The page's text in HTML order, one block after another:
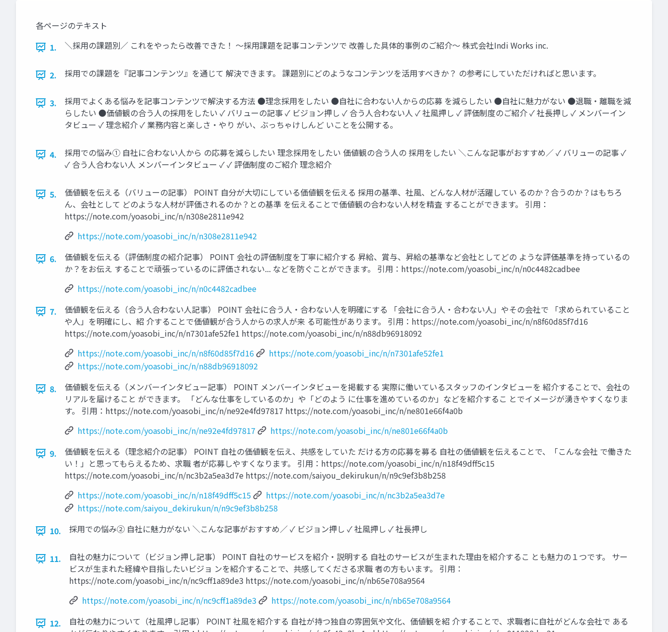
各ページのテキスト
1.
＼採⽤の課題別∕ これをやったら改善できた！ 〜採⽤課題を記事コンテンツで 改善した具体的事例のご紹介〜 株式会社Indi Works inc.
2. 採⽤での課題を『記事コンテンツ』を通じて 解決できます。 課題別にどのようなコンテンツを活⽤すべきか？ の参考にしていただければと思います。
3.
採⽤でよくある悩みを記事コンテンツで解決する⽅法 ●理念採⽤をしたい ●⾃社に合わない⼈からの応募 を減らしたい ●⾃社に魅⼒がない ●退職‧離職を減
らしたい ●価値観の合う⼈の採⽤をしたい ✓ バリューの記事 ✓ ビジョン押し ✓ 合う⼈合わない⼈ ✓ 社⾵押し ✓ 評価制度のご紹介 ✓ 社⻑押し ✓ メンバーイン
タビュー ✓ 理念紹介 ✓ 業務内容と楽しさ‧やり がい、ぶっちゃけしんど いことを公開する。
4.
採⽤での悩み① ⾃社に合わない⼈から の応募を減らしたい 理念採⽤をしたい 価値観の合う⼈の 採⽤をしたい ＼こんな記事がおすすめ∕ ✓ バリューの記事 ✓
✓ 合う⼈合わない⼈ メンバーインタビュー ✓ ✓ 評価制度のご紹介 理念紹介
5.
価値観を伝える（バリューの記事） POINT ⾃分が⼤切にしている価値観を伝える 採⽤の基準、社⾵、どんな⼈材が活躍してい るのか？合うのか？はもちろ
ん、会社として どのような⼈材が評価されるのか？との基準 を伝えることで価値観の合わない⼈材を精査 することができます。 引⽤：
https://note.com/yoasobi_inc/n/n308e2811e942
https://note.com/yoasobi_inc/n/n308e2811e942
6.
価値観を伝える（評価制度の紹介記事） POINT 会社の評価制度を丁寧に紹介する 昇給、賞与、昇給の基準など会社としてどの ような評価基準を持っているの
か？をお伝え することで頑張っているのに評価されない... などを防ぐことができます。 引⽤：https://note.com/yoasobi_inc/n/n0c4482cadbee
https://note.com/yoasobi_inc/n/n0c4482cadbee
7.
価値観を伝える（合う⼈合わない⼈記事） POINT 会社に合う⼈‧合わない⼈を明確にする 「会社に合う⼈‧合わない⼈」やその会社で 「求められていること
や⼈」を明確にし、紹 介することで価値観が合う⼈からの求⼈が来 る可能性があります。 引⽤：https://note.com/yoasobi_inc/n/n8f60d85f7d16
https://note.com/yoasobi_inc/n/n7301afe52fe1 https://note.com/yoasobi_inc/n/n88db96918092
https://note.com/yoasobi_inc/n/n8f60d85f7d16
https://note.com/yoasobi_inc/n/n7301afe52fe1
https://note.com/yoasobi_inc/n/n88db96918092
8.
価値観を伝える（メンバーインタビュー記事） POINT メンバーインタビューを掲載する 実際に働いているスタッフのインタビューを 紹介することで、会社の
リアルを届けること ができます。 「どんな仕事をしているのか」や「どのよう に仕事を進めているのか」などを紹介するこ とでイメージが湧きやすくなりま
す。 引⽤：https://note.com/yoasobi_inc/n/ne92e4fd97817 https://note.com/yoasobi_inc/n/ne801e66f4a0b
https://note.com/yoasobi_inc/n/ne92e4fd97817
https://note.com/yoasobi_inc/n/ne801e66f4a0b
9.
価値観を伝える（理念紹介の記事） POINT ⾃社の価値観を伝え、共感をしていた だける⽅の応募を募る ⾃社の価値観を伝えることで、「こんな会社 で働きた
い！」と思ってもらえるため、求職 者が応募しやすくなります。 引⽤：https://note.com/yoasobi_inc/n/n18f49dﬀ5c15
https://note.com/yoasobi_inc/n/nc3b2a5ea3d7e https://note.com/saiyou_dekirukun/n/n9c9ef3b8b258
https://note.com/yoasobi_inc/n/n18f49dff5c15
https://note.com/yoasobi_inc/n/nc3b2a5ea3d7e
https://note.com/saiyou_dekirukun/n/n9c9ef3b8b258
10.
採⽤での悩み② ⾃社に魅⼒がない ＼こんな記事がおすすめ∕ ✓ ビジョン押し ✓ 社⾵押し ✓ 社⻑押し
11.
⾃社の魅⼒について（ビジョン押し記事） POINT ⾃社のサービスを紹介‧説明する ⾃社のサービスが⽣まれた理由を紹介するこ とも魅⼒の１つです。 サー
ビスが⽣まれた経緯や⽬指したいビジョ ンを紹介することで、共感してくださる求職 者の⽅もいます。 引⽤：
https://note.com/yoasobi_inc/n/nc9cﬀ1a89de3 https://note.com/yoasobi_inc/n/nb65e708a9564
https://note.com/yoasobi_inc/n/nc9cff1a89de3
https://note.com/yoasobi_inc/n/nb65e708a9564
12.
⾃社の魅⼒について（社⾵押し記事） POINT 社⾵を紹介する ⾃社が持つ独⾃の雰囲気や⽂化、価値観を紹 介することで、求職者に⾃社がどんな会社で ある